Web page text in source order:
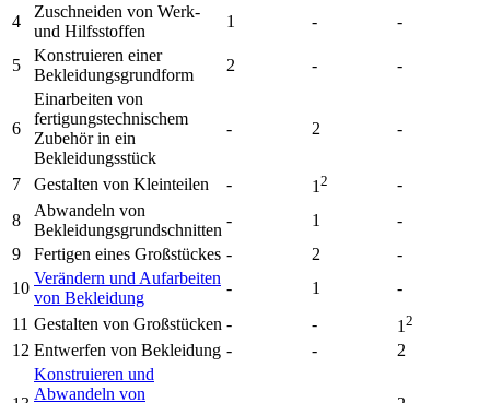
4
Zuschneiden von Werk-
und Hilfsstoffen
1 - -
5
Konstruieren einer
Bekleidungsgrundform
2 - -
6
Einarbeiten von
fertigungstechnischem
Zubehör in ein
Bekleidungsstück
- 2 -
7 Gestalten von Kleinteilen - 1 2
-
8
Abwandeln von
Bekleidungsgrundschnitten
- 1
-
9
Fertigen eines Großstückes - 2
-
10
Verändern und Aufarbeiten
von Bekleidung
- 1
-
11 Gestalten von Großstücken - - 1 2
12 Entwerfen von Bekleidung - - 2
Konstruieren und
Abwandeln von